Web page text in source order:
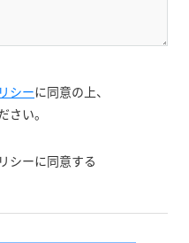
シーに同意の上、
さい。
シーに同意する